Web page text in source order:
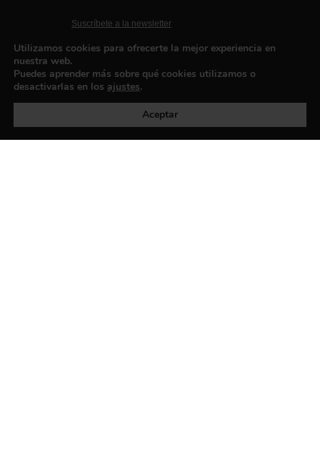
Suscríbete a la newsletter
Política de privacidad
Utilizamos cookies para ofrecerte la mejor experiencia en
nuestra web.
Puedes aprender más sobre qué cookies utilizamos o
desactivarlas en los ajustes.
Aceptar